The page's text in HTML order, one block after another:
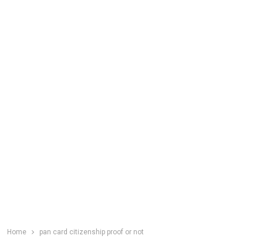
Home pan card citizenship proof or not